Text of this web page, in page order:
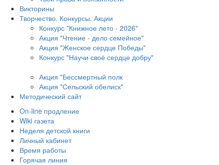
Викторины
Творчество. Конкурсы. Акции
Конкурс "Книжное лето - 2026"
Акция "Чтение - дело семейное"
Акция "Женское сердце Победы"
Конкурс "Научи своё сердце добру"
Акция "Бессмертный полк
Акция "Сельский обелиск"
Методический сайт
On-line продление
Wiki газета
Неделя детской книги
Личный кабинет
Время работы
Горячая линия